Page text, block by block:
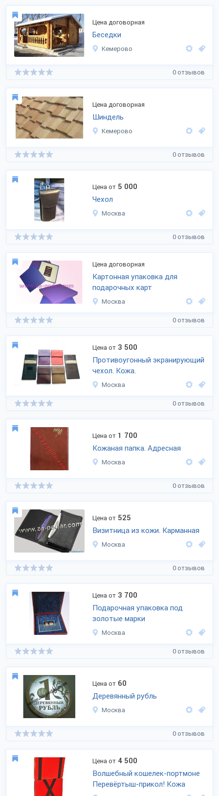
Цена договорная
Беседки
Кемерово
0 отзывов
Цена договорная
Шиндель
Кемерово
0 отзывов
Цена от 5 000
Чехол
Москва
0 отзывов
Цена договорная
Картонная упаковка для
подарочных карт
Москва
0 отзывов
Цена от 3 500
Противоугонный экранирующий
чехол. Кожа.
Москва
0 отзывов
Цена от 1 700
Кожаная папка. Адресная
Москва
0 отзывов
Цена от 525
Визитница из кожи. Карманная
Москва
0 отзывов
Цена от 3 700
Подарочная упаковка под
золотые марки
Москва
0 отзывов
Цена от 60
Деревянный рубль
Москва
0 отзывов
Цена от 4 500
Волшебный кошелек-портмоне
Перевёртыш-прикол! Кожа